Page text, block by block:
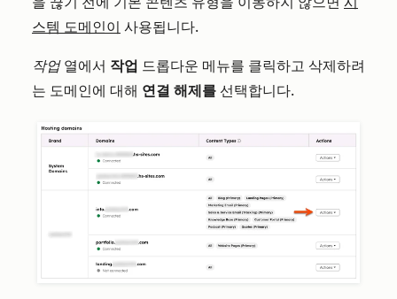
스템 도메인이 사용됩니다.
작업열에서 작업 드롭다운 메뉴를 클릭하고 삭제하려
는 도메인에 대해 연결 해제를 선택합니다.